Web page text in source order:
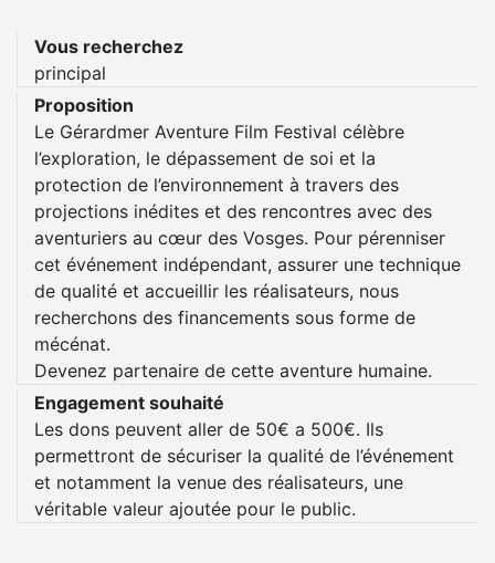
Vous recherchez
principal
Proposition
Le Gérardmer Aventure Film Festival célèbre
l’exploration, le dépassement de soi et la
protection de l’environnement à travers des
projections inédites et des rencontres avec des
aventuriers au cœur des Vosges. Pour pérenniser
cet événement indépendant, assurer une technique
de qualité et accueillir les réalisateurs, nous
recherchons des financements sous forme de
mécénat.
Devenez partenaire de cette aventure humaine.
Engagement souhaité
Les dons peuvent aller de 50€ a 500€. Ils
permettront de sécuriser la qualité de l’événement
et notamment la venue des réalisateurs, une
véritable valeur ajoutée pour le public.